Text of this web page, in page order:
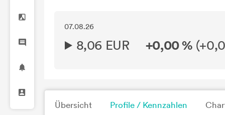
07.08.26
8,06 EUR +0,00 % (
Übersicht Profile / Kennzahlen